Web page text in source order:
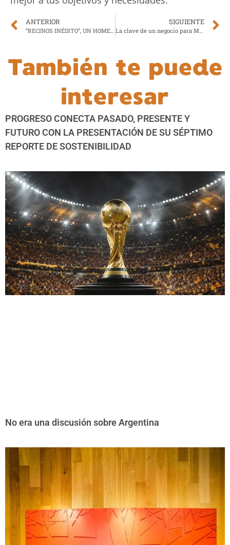
ANTERIOR SIGUIENTE
La clave de un negocio para Mariana Zavattieri es aprender a dar y recibir ayuda
También te puede
interesar
PROGRESO CONECTA PASADO, PRESENTE Y
FUTURO CON LA PRESENTACIÓN DE SU SÉPTIMO
REPORTE DE SOSTENIBILIDAD
No era una discusión sobre Argentina